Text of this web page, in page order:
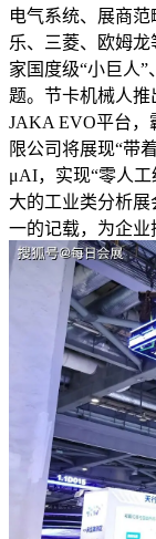
电气系统、展商
乐、三菱、欧姆龙
家国度级“小巨人
题。节卡机械人
JAKA EVO平台，
限公司将展现“带
μAI，实现“零人
大的工业类分析
一的记载，为企业